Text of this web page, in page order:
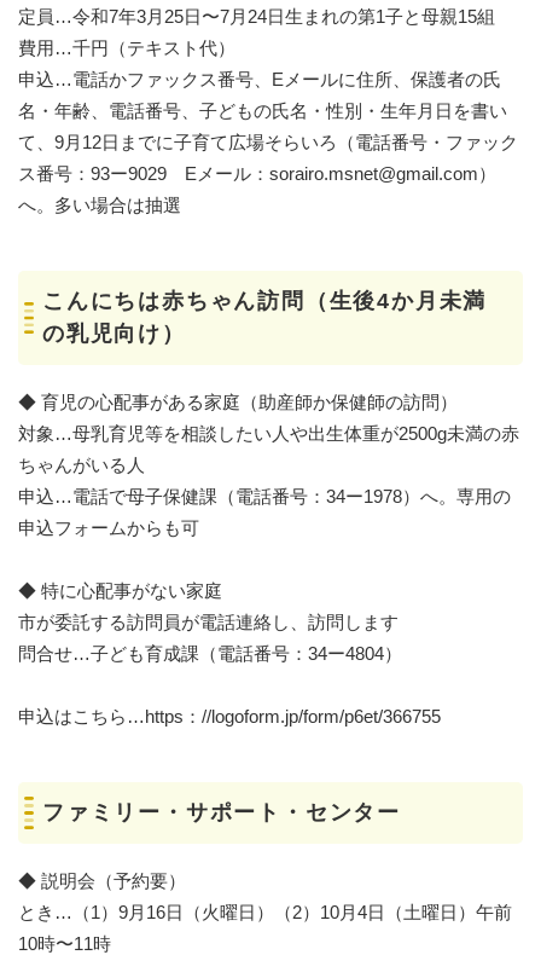
定員…令和7年3月25日〜7月24日生まれの第1子と母親15組
費用…千円（テキスト代）
申込…電話かファックス番号、Eメールに住所、保護者の氏
名・年齢、電話番号、子どもの氏名・性別・生年月日を書い
て、9月12日までに子育て広場そらいろ（電話番号・ファック
ス番号：93ー9029 Eメール：sorairo.msnet@gmail.com）
へ。多い場合は抽選
こんにちは赤ちゃん訪問（生後4か月未満
の乳児向け）
◆ 育児の心配事がある家庭（助産師か保健師の訪問）
対象…母乳育児等を相談したい人や出生体重が2500g未満の赤
ちゃんがいる人
申込…電話で母子保健課（電話番号：34ー1978）へ。専用の
申込フォームからも可
◆ 特に心配事がない家庭
市が委託する訪問員が電話連絡し、訪問します
問合せ…子ども育成課（電話番号：34ー4804）
申込はこちら…https：//logoform.jp/form/p6et/366755
ファミリー・サポート・センター
◆ 説明会（予約要）
とき…（1）9月16日（火曜日）（2）10月4日（土曜日）午前
10時〜11時